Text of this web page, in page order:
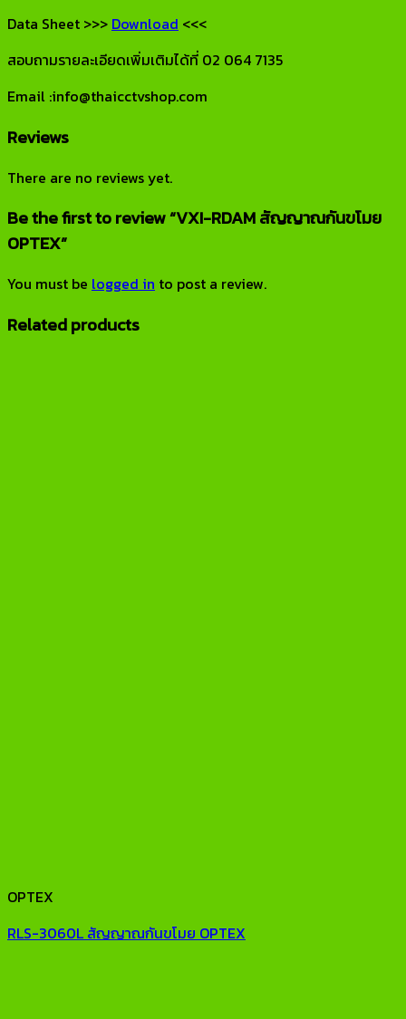
Data Sheet >>> Download <<<
สอบถามรายละเอียดเพิ่มเติมได้ที่ 02 064 7135
Email :info@thaicctvshop.com
Reviews
There are no reviews yet.
Be the first to review “VXI-RDAM สัญญาณกันขโมย
OPTEX”
You must be logged in to post a review.
Related products
OPTEX
RLS-3060L สัญญาณกันขโมย OPTEX